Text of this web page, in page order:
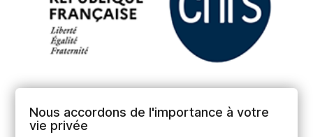
Nous accordons de l'importance à votre
vie privée